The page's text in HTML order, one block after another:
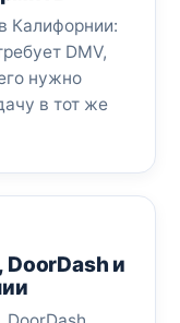
Калифорнии:
DMV,
нужно
в тот же
DoorDash и